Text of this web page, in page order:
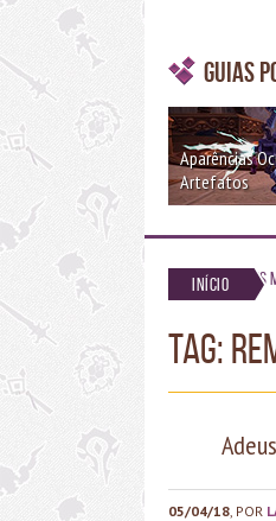
Guias
Aparências
Artefatos
Início
TAG:
05/04/18, POR